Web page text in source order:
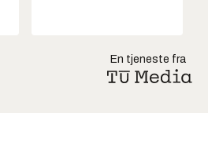
En tjeneste fra